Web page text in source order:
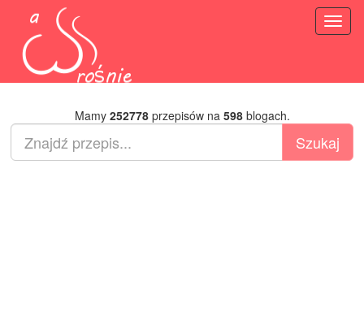
Mamy 252778przepisów na 598blogach.